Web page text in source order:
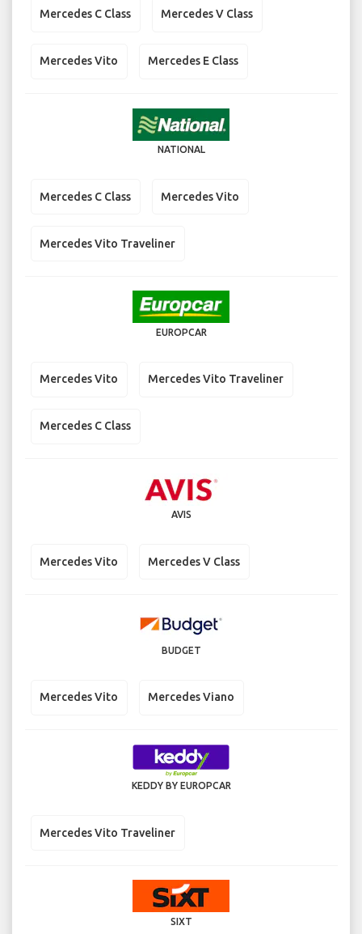
Mercedes C Class Mercedes V Class
Mercedes Vito Mercedes E Class
NATIONAL
Mercedes C Class Mercedes Vito
Mercedes Vito Traveliner
EUROPCAR
Mercedes Vito Mercedes Vito Traveliner
Mercedes C Class
AVIS
Mercedes Vito Mercedes V Class
BUDGET
Mercedes Vito Mercedes Viano
KEDDY BY EUROPCAR
Mercedes Vito Traveliner
SIXT